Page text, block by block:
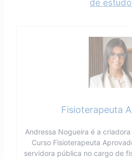
de
Fisioterapeuta
Andressa Nogueira é a
Curso Fisioterapeuta
servidora pública no cargo de